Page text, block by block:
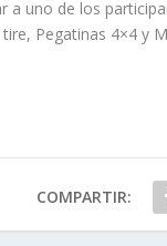
a uno de los
Pegatinas 4×4 y
COMPARTIR: